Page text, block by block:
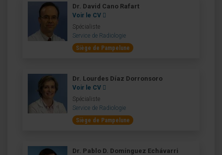
Dr. David Cano Rafart
Voir le CV
Spécialiste
Service de Radiologie
Siège de Pampelune
Dr. Lourdes Díaz Dorronsoro
Voir le CV
Spécialiste
Service de Radiologie
Siège de Pampelune
Dr. Pablo D. Domínguez Echávarri